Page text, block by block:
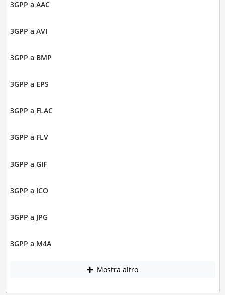
3GPP a AAC
3GPP a AVI
3GPP a BMP
3GPP a EPS
3GPP a FLAC
3GPP a FLV
3GPP a GIF
3GPP a ICO
3GPP a JPG
3GPP a M4A
Mostra altro